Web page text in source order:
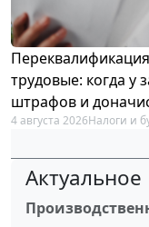
трудовые: когда у
штрафов и
4 августа 2026Налоги и
Актуальное